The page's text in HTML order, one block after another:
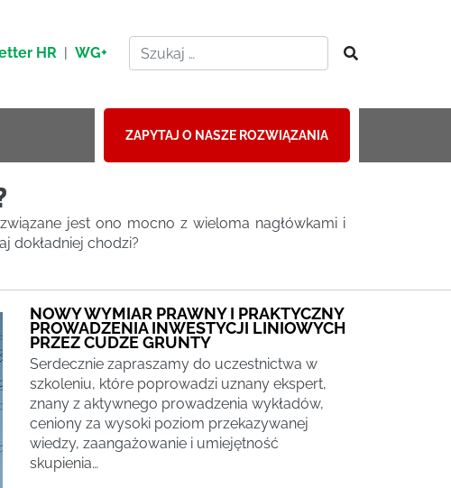
HR | WG+
ZAPYTAJ O NASZE ROZWIĄZANIA
jest ono mocno z wieloma nagłówkami i
dokładniej chodzi?
NOWY WYMIAR PRAWNY I PRAKTYCZNY
PROWADZENIA INWESTYCJI LINIOWYCH
PRZEZ CUDZE GRUNTY
Serdecznie zapraszamy do uczestnictwa w
szkoleniu, które poprowadzi uznany ekspert,
znany z aktywnego prowadzenia wykładów,
ceniony za wysoki poziom przekazywanej
wiedzy, zaangażowanie i umiejętność
skupienia…